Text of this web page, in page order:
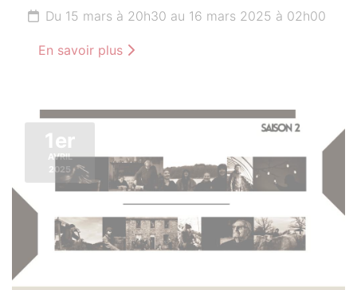
Du 15 mars à 20h30 au 16 mars 2025 à 02h00
En savoir plus
1er
AVRIL
2025